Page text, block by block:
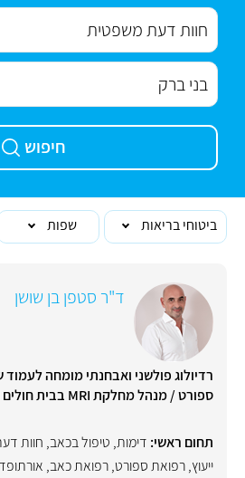
חיפוש
ביטוחי בריאות שפות
ד"ר סטפן בן שושן
רדיולוג פולשני ואבחנתי מומחה
ספורט / מנהל מחלקת MRI בבית חולים מעייני הישועה
תחום ראשי: דימות, טיפול בכאב, חוות
ייעוץ,רפואת ספורט,רפואת כאב,